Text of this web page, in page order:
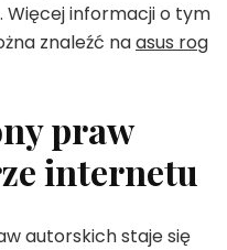
Więcej informacji o tym
znaleźć naasus rog
praw
internetu
autorskich staje się